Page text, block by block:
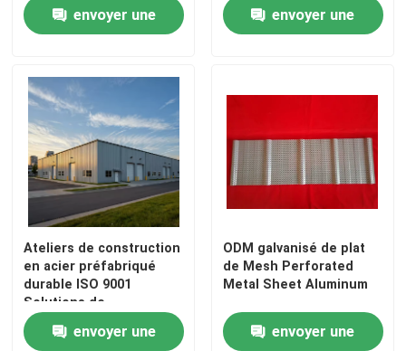
envoyer une envoyer une
Ateliers de construction
en acier préfabriqué
durable ISO 9001
Solutions de
construction
industrielle sur mesure
envoyer une
ODM galvanisé de plat
de Mesh Perforated
Metal Sheet Aluminum
envoyer une